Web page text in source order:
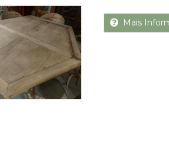
Mais